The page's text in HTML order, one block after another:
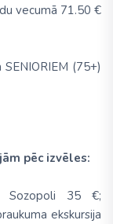
vecumā 71.50 €
(75+)
pēc izvēles:
Sozopoli 35 €;
ekskursija